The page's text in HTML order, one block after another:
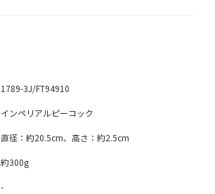
1789-3J/FT94910
インペリアルピーコック
直径：約20.5cm、高さ：約2.5cm
約300g
-